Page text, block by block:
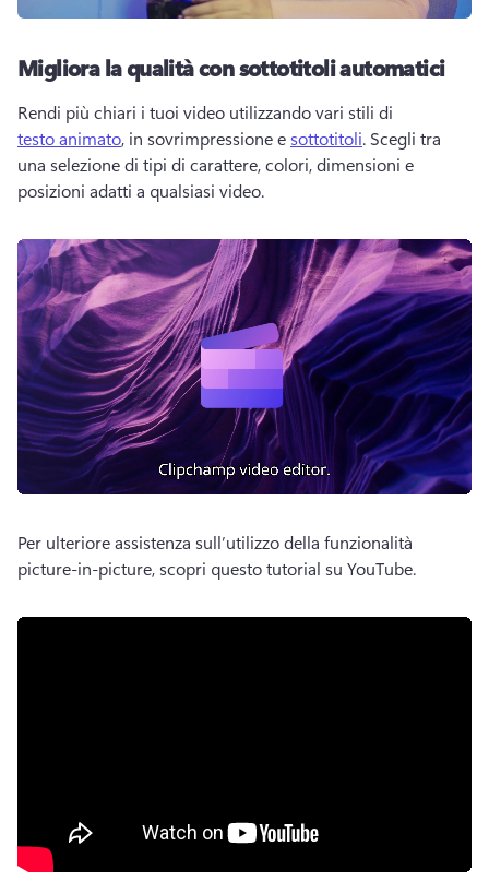
Migliora la qualità con sottotitoli automatici
Rendi più chiari i tuoi video utilizzando vari stili di
testo animato, in sovrimpressione e sottotitoli. Scegli tra
una selezione di tipi di carattere, colori, dimensioni e
posizioni adatti a qualsiasi video.
Per ulteriore assistenza sull’utilizzo della funzionalità
picture-in-picture, scopri questo tutorial su YouTube.